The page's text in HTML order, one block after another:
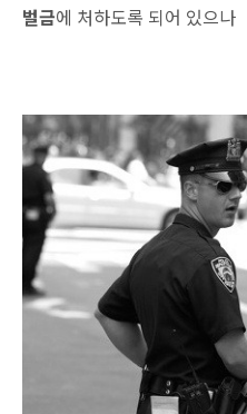
벌금에 처하도록 되어 있으나